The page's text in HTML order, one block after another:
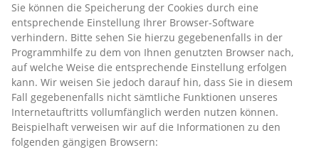
Sie können die Speicherung der Cookies durch eine
entsprechende Einstellung Ihrer Browser-Software
verhindern. Bitte sehen Sie hierzu gegebenenfalls in der
Programmhilfe zu dem von Ihnen genutzten Browser nach,
auf welche Weise die entsprechende Einstellung erfolgen
kann. Wir weisen Sie jedoch darauf hin, dass Sie in diesem
Fall gegebenenfalls nicht sämtliche Funktionen unseres
Internetauftritts vollumfänglich werden nutzen können.
Beispielhaft verweisen wir auf die Informationen zu den
folgenden gängigen Browsern: